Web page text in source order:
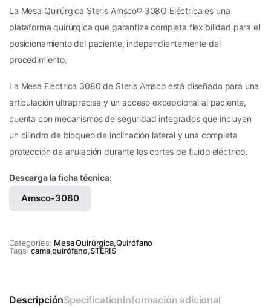
La Mesa Quirúrgica Steris Amsco® 308O Eléctrica es una
plataforma quirúrgica que garantiza completa flexibilidad para el
posicionamiento del paciente, independientemente del
procedimiento.
La Mesa Eléctrica 3080 de Steris Amsco está diseñada para una
articulación ultraprecisa y un acceso excepcional al paciente,
cuenta con mecanismos de seguridad integrados que incluyen
un cilindro de bloqueo de inclinación lateral y una completa
protección de anulación durante los cortes de fluido eléctrico.
Descarga la ficha técnica:
Amsco-3080
Categories: Mesa Quirúrgica,Quirófano
Tags: cama,quirófano,STERIS
DescripciónSpecificationInformación adicional